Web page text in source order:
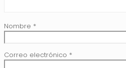
Nombre *
Correo electrónico *